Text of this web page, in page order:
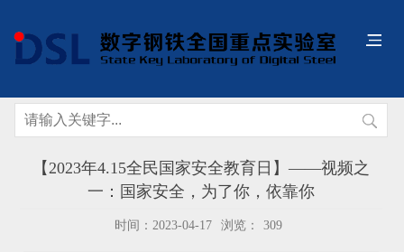
【2023年4.15全民国家安全教育日】——视频之
一：国家安全，为了你，依靠你
时间：2023-04-17 浏览： 309